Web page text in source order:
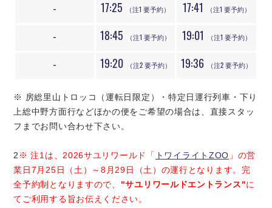
- 17:25 （注1 要予約） 17:41 （注1 要予約）
- 18:45 （注1 要予約） 19:01 （注1 要予約）
- 19:20 （注2 要予約） 19:36 （注2 要予約）
※ 房総里山トロッコ（運転日限定）・特定日運行列車・下り
上総中野方面行などほかの便をご希望の場合は、直接スタッ
フまでお問い合わせ下さい。
2 ※ 注1は、2026サユリワールド「 トワイライトZOO 」の営
業日7月25日（土）～8月29日（土）の運行となります。完
全予約制となりますので、 "サユリワールドエントランス"に
てご利用する旨お伝えください。